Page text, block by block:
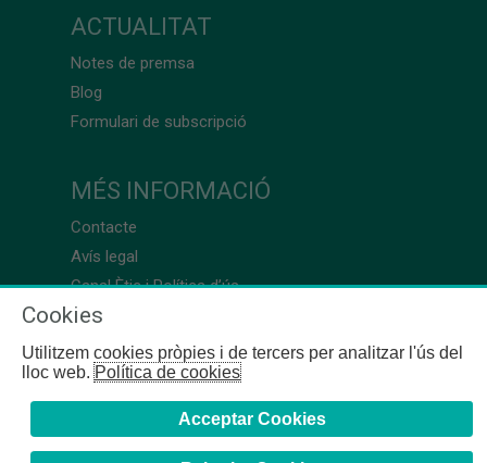
ACTUALITAT
Notes de premsa
Blog
Formulari de subscripció
MÉS INFORMACIÓ
Contacte
Avís legal
Canal Ètic i Política d’ús
Cookies
Utilitzem cookies pròpies i de tercers per analitzar l'ús del
lloc web.Política de cookies
Acceptar Cookies